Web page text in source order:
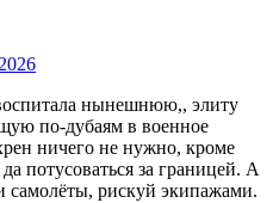
нынешнюю,, элиту
по-дубаям в военное
ничего не нужно, кроме
потусоваться за границей. А
самолёты, рискуй экипажами.